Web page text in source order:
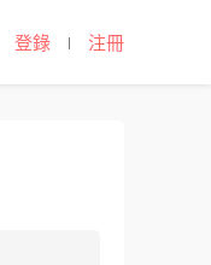
登錄 注冊